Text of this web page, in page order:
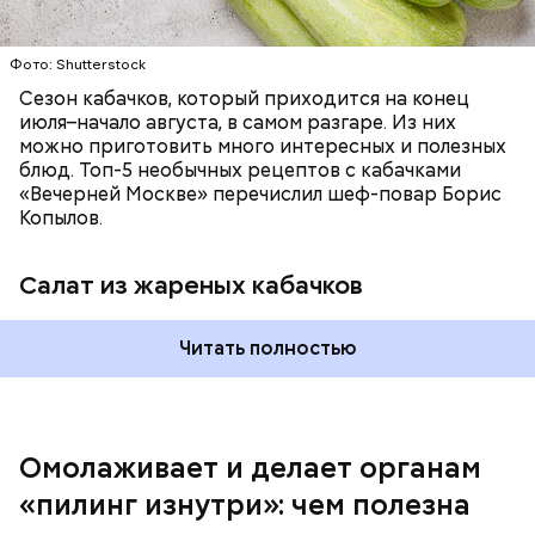
Фото: Shutterstock
Сезон кабачков, который приходится на конец
июля–начало августа, в самом разгаре. Из них
можно приготовить много интересных и полезных
блюд. Топ-5 необычных рецептов с кабачками
«Вечерней Москве» перечислил шеф-повар Борис
Копылов.
Салат из жареных кабачков
Читать полностью
Омолаживает и делает органам
«пилинг изнутри»: чем полезна
кремний — укрепляет кости, зубы, волосы и
ногти и оказывает омолаживающее действие;
клетчатка — достаточно нежная и забирает
излишки холестерина, сахара и соли тяжелых
Вред дыни
Фото: Shutterstock
А врач-эндокринолог Алексей Калинчев рассказал,
что существует множество блюд, где используют
заверил специалист.